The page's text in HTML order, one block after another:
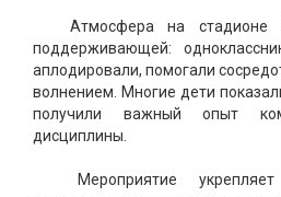
Атмосфера на
поддерживающей:
аплодировали, помогали
волнением. Многие дети
получили важный опыт
дисциплины.
Мероприятие